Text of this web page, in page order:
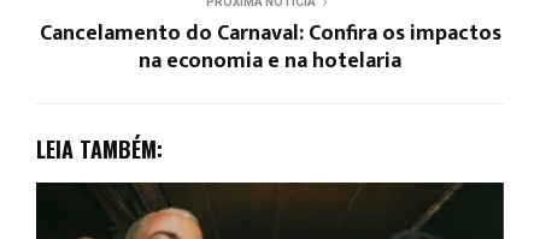
Cancelamento do Carnaval: Confira os impactos
na economia e na hotelaria
LEIA TAMBÉM: